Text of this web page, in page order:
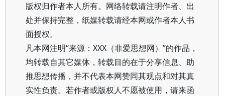
版权归作者本人所有。网络转载请注明作者、出
处并保持完整，纸媒转载请经本网或作者本人书
面授权。
凡本网注明“来源：XXX（非爱思想网）”的作品，
均转载自其它媒体，转载目的在于分享信息、助
推思想传播，并不代表本网赞同其观点和对其真
实性负责。若作者或版权人不愿被使用，请来函